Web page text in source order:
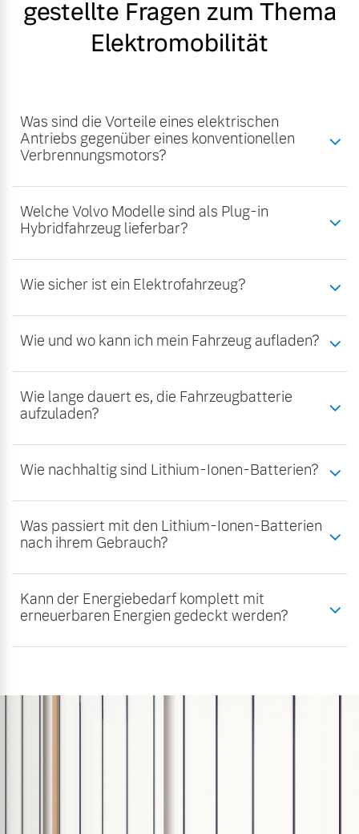
gestellte Fragen zum Thema
Elektromobilität
Was sind die Vorteile eines elektrischen
Antriebs gegenüber eines konventionellen
Verbrennungsmotors?
Welche Volvo Modelle sind als Plug-in
Hybridfahrzeug lieferbar?
Wie sicher ist ein Elektrofahrzeug?
Wie und wo kann ich mein Fahrzeug aufladen?
Wie lange dauert es, die Fahrzeugbatterie
aufzuladen?
Wie nachhaltig sind Lithium-Ionen-Batterien?
Was passiert mit den Lithium-Ionen-Batterien
nach ihrem Gebrauch?
Kann der Energiebedarf komplett mit
erneuerbaren Energien gedeckt werden?